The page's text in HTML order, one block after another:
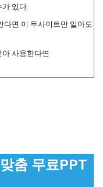
있다.
다면 이 두사이트만 알아도
사용한다면
춤 무료PPT